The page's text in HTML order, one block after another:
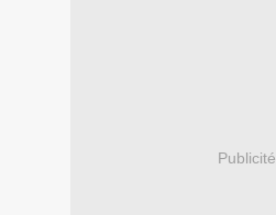
Publicité